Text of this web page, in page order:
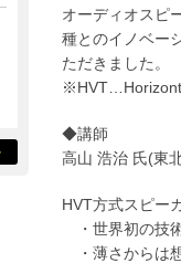
オーディオスピ
種とのイノベー
ただきました。
◆講師
高山 浩治 氏(東
HVT方式スピー
・世界初の技
・薄さからは